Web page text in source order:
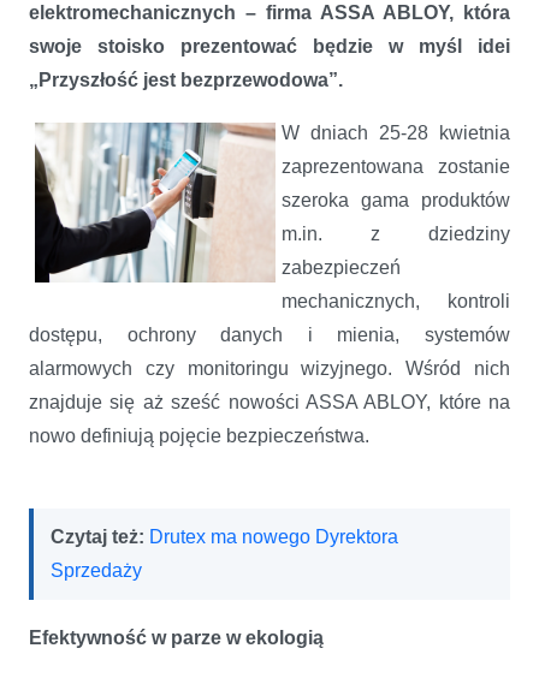
elektromechanicznych – firma ASSA ABLOY, która
swoje stoisko prezentować będzie w myśl idei
„Przyszłość jest bezprzewodowa”.
W dniach 25-28 kwietnia
zaprezentowana zostanie
szeroka gama produktów
m.in. z dziedziny
zabezpieczeń
mechanicznych, kontroli
dostępu, ochrony danych i mienia, systemów
alarmowych czy monitoringu wizyjnego. Wśród nich
znajduje się aż sześć nowości ASSA ABLOY, które na
nowo definiują pojęcie bezpieczeństwa.
Czytaj też: Drutex ma nowego Dyrektora
Sprzedaży
Efektywność w parze w ekologią